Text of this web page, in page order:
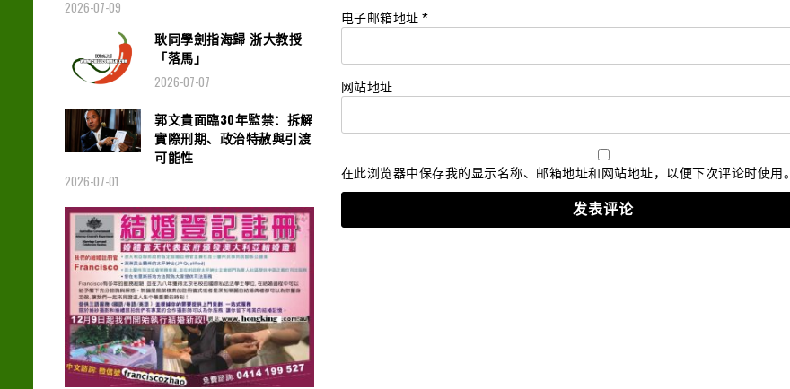
电子邮箱地址 *
网站地址
在此浏览器中保存我的显示名称、邮箱地址和网站地址，以便下次评论时使用。
2026-07-09
耿同學劍指海歸 浙大教授
「落馬」
2026-07-07
郭文貴面臨30年監禁：拆解
實際刑期、政治特赦與引渡
可能性
2026-07-01